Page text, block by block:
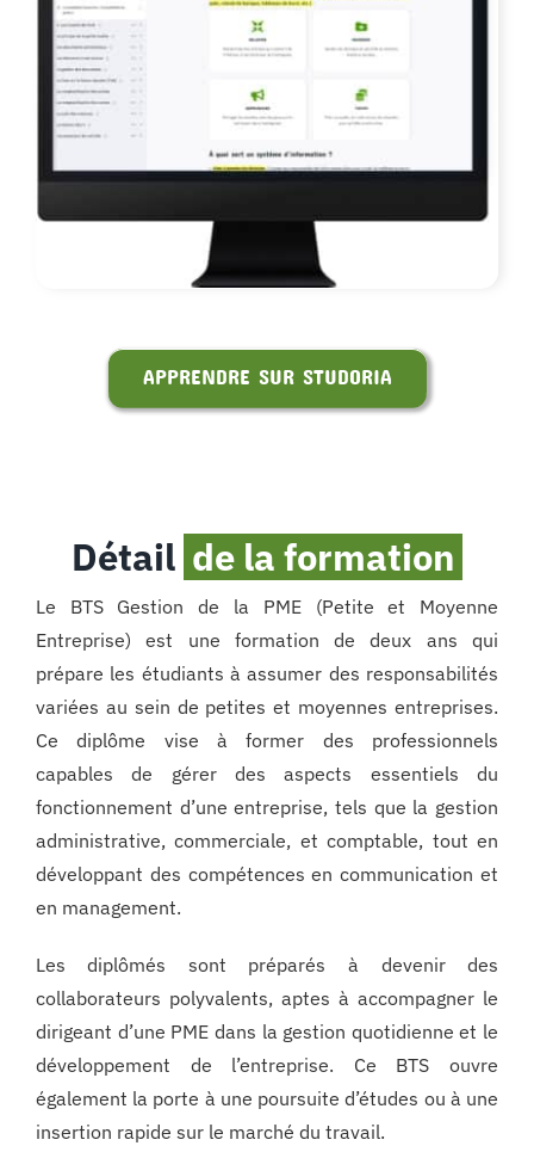
APPRENDRE SUR STUDORIA
Détail de la formation
Le BTS Gestion de la PME (Petite et Moyenne
Entreprise) est une formation de deux ans qui
prépare les étudiants à assumer des responsabilités
variées au sein de petites et moyennes entreprises.
Ce diplôme vise à former des professionnels
capables de gérer des aspects essentiels du
fonctionnement d’une entreprise, tels que la gestion
administrative, commerciale, et comptable, tout en
développant des compétences en communication et
en management.
Les diplômés sont préparés à devenir des
collaborateurs polyvalents, aptes à accompagner le
dirigeant d’une PME dans la gestion quotidienne et le
développement de l’entreprise. Ce BTS ouvre
également la porte à une poursuite d’études ou à une
insertion rapide sur le marché du travail.